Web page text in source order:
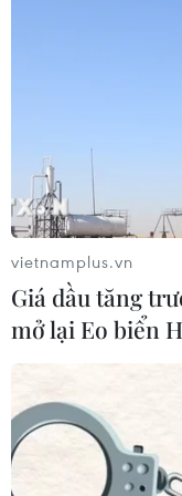
Thắt chặt tình
các cựu chuyên
Anh công bố kết
đầu vụ đâm dao
06/08/2026 06:00
Ba Lan thảo luận
cứ quân sự
06/08/2026 00:06
vietnamplus.vn
Giá dầu tăng
mở lại Eo biển